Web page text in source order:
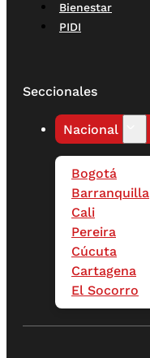
Bienestar
PIDI
Seccionales
Nacional
Bogotá
Barranquilla
Cali
Pereira
Cúcuta
Cartagena
El Socorro